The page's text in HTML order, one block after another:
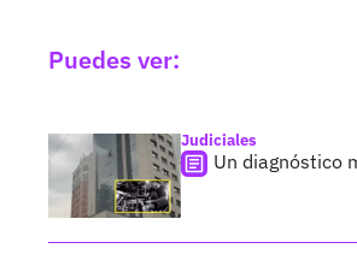
Puedes ver:
Judiciales
Un diagnóstico